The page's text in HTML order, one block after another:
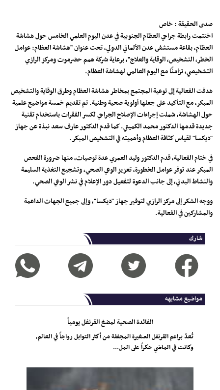
صدى الحقيقة : خاص
اختتمت رابطة جراحي العظام الجنوبية في عدن اليوم العلمي الخامس حول هشاشة
العظام، بقاعة مستشفى عدن الألماني الدولي، تحت عنوان "هشاشة العظام: عوامل
الخطر، التشخيص، الوقاية والعلاج"، برعاية شركة همم حضرموت ومركز الرازي
التشخيصي، تزامنًا مع اليوم العالمي لهشاشة العظام.
هدفت الفعالية إلى توعية المجتمع بمخاطر هشاشة العظام وطرق الوقاية والتشخيص
المبكر، مع التأكيد على جعلها أولوية صحية وطنية. تم تقديم خمسة مواضيع علمية
حول الهشاشة، شملت إجراءات الإصلاح الجراحي لكسر الفقرات باستخدام تقنية
جديدة قدمها الدكتور محمد الكميتي. كما قدم الدكتور عارف سعد نبذة عن جهاز
"ديكسا" لقياس كثافة العظام وأهميته في التشخيص المبكر.
في ختام الفعالية، قدم الدكتور وليد العمري عدة توصيات، منها ضرورة الفحص
المبكر عند توفر عوامل الخطورة، تعزيز الوعي الصحي، وتشجيع التغذية السليمة
والنشاط البدني، إلى جانب الدعوة لتفعيل دور الإعلام في نشر الوعي الصحي.
ووجه الشكر إلى مركز الرازي لتوفير جهاز "ديكسا"، وإلى جميع الجهات الداعمة
والمشاركين في الفعالية.
شارك
مواضيع مشابهه
الفائدة الصحية لمضغ القرنفل يومياً
تُعدّ براعم القرنفل الصغيرة المجففة من أكثر التوابل رواجاً في العالم،
وكانت في الماضي حكراً على المل...